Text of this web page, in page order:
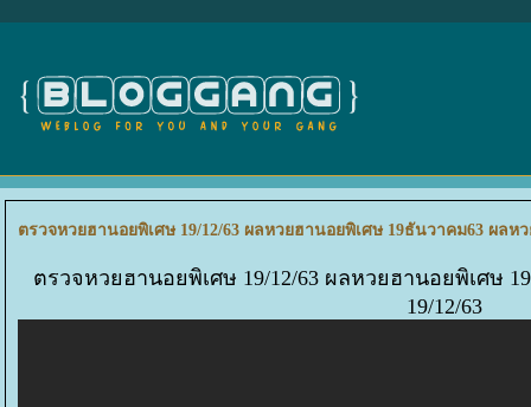
ตรวจหวยฮานอยพิเศษ 19/12/63 ผลหวยฮานอยพิเศษ 19ธันวาคม63 ผลห
ตรวจหวยฮานอยพิเศษ 19/12/63 ผลหวยฮานอยพิเศษ
19/12/63